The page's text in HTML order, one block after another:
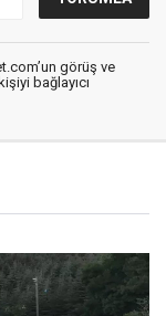
görüş ve
bağlayıcı